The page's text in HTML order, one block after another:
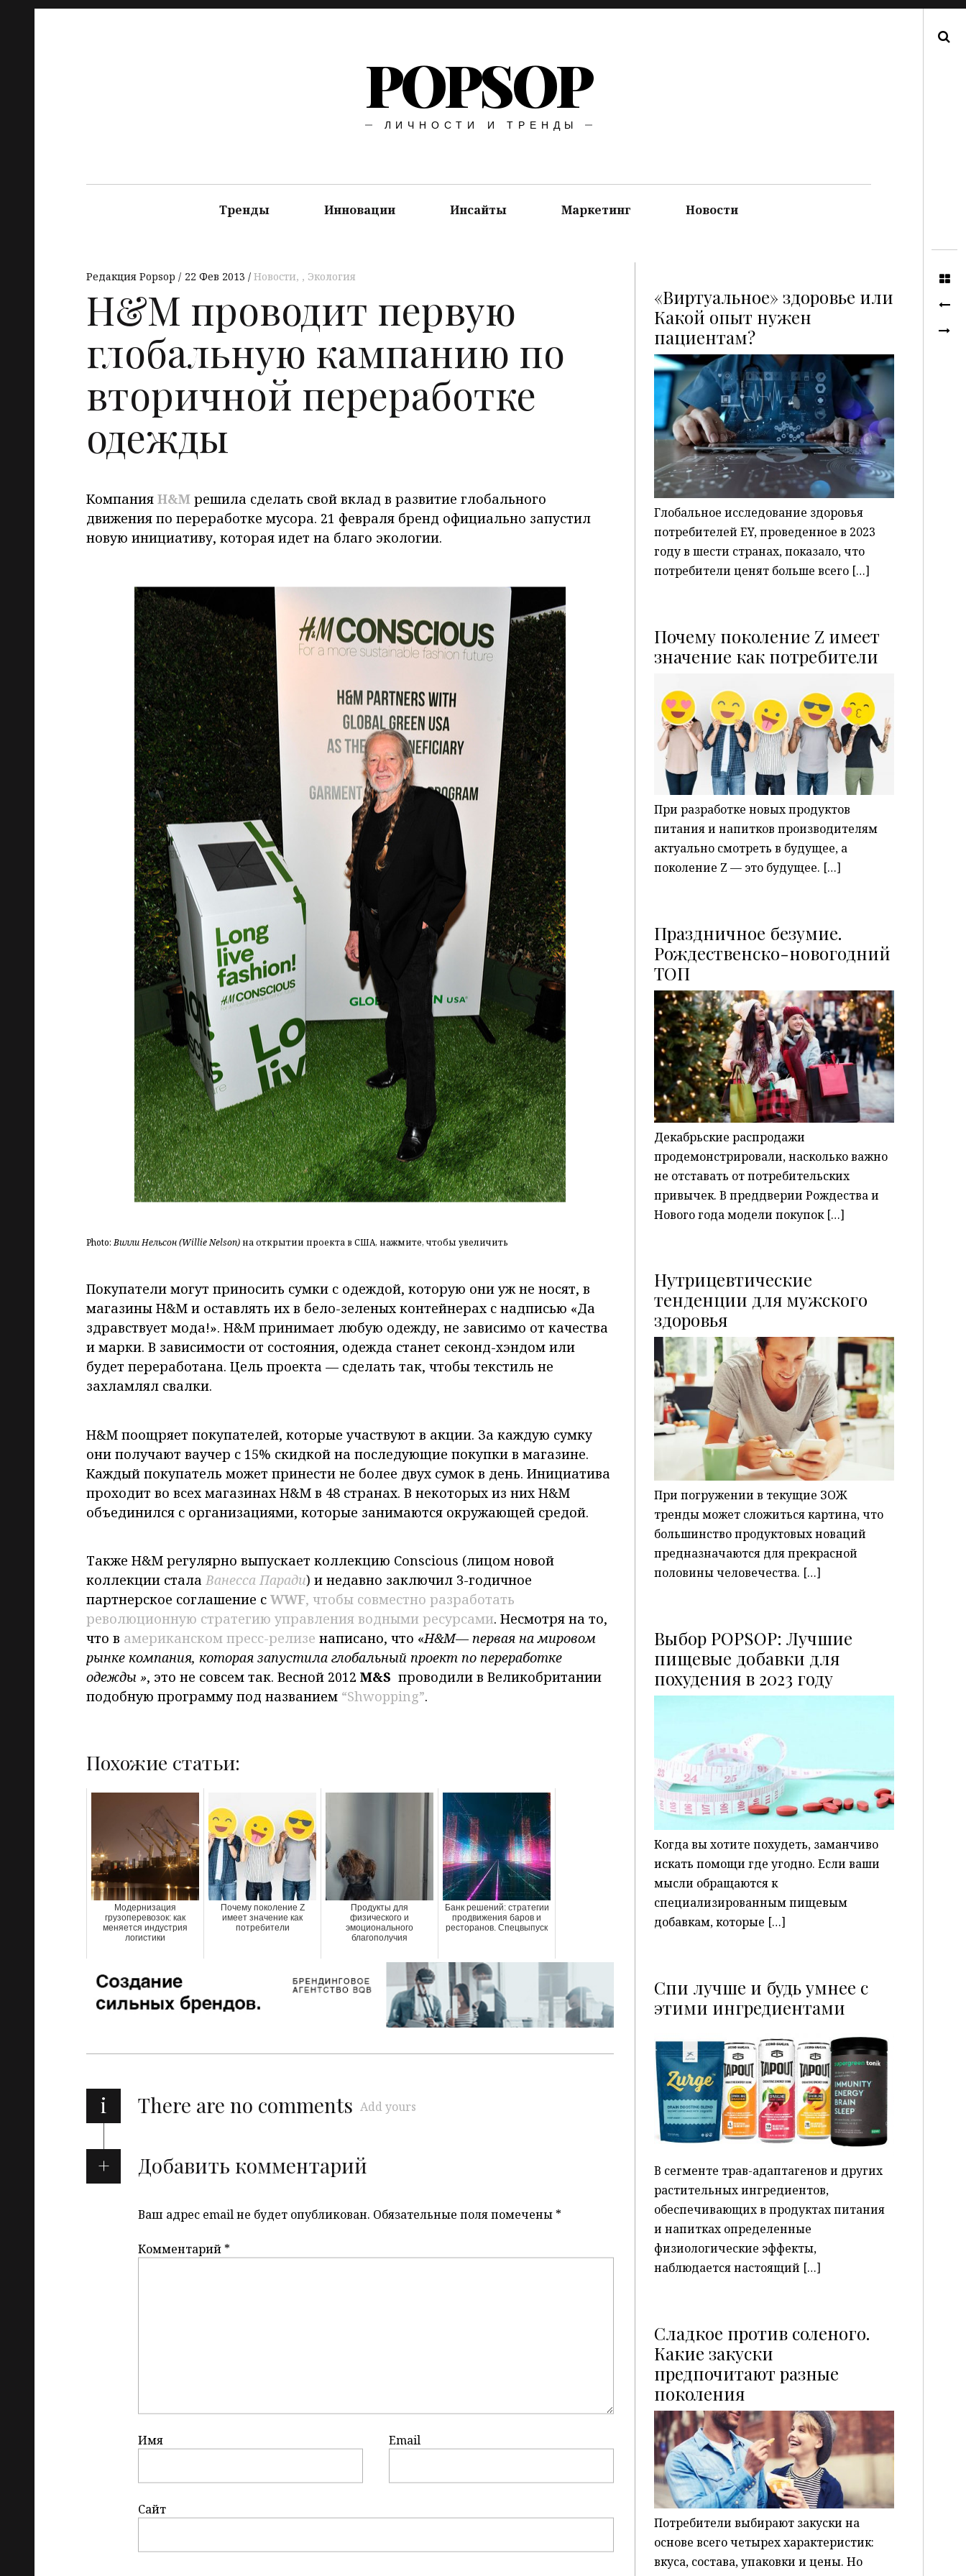
POPSOP
ЛИЧНОСТИ И ТРЕНДЫ
Тренды Инновации Инсайты Маркетинг Новости
Редакция Popsop 22 Фев 2013 Новости, Экология
H&M проводит первую
глобальную кампанию по
вторичной переработке
одежды
Компания H&M решила сделать свой вклад в развитие глобального
движения по переработке мусора. 21 февраля бренд официально запустил
новую инициативу, которая идет на благо экологии.
Photo:Вилли Нельсон (Willie Nelson)на открытии проекта в США, нажмите, чтобы увеличить
Покупатели могут приносить сумки с одеждой, которую они уж не носят, в
магазины H&M и оставлять их в бело-зеленых контейнерах с надписью «Да
здравствует мода!». H&M принимает любую одежду, не зависимо от качества
и марки. В зависимости от состояния, одежда станет секонд-хэндом или
будет переработана. Цель проекта — сделать так, чтобы текстиль не
захламлял свалки.
H&M поощряет покупателей, которые участвуют в акции. За каждую сумку
они получают ваучер с 15% скидкой на последующие покупки в магазине.
Каждый покупатель может принести не более двух сумок в день. Инициатива
проходит во всех магазинах H&M в 48 странах. В некоторых из них H&M
объединился с организациями, которые занимаются окружающей средой.
Также H&M регулярно выпускает коллекцию Conscious (лицом новой
коллекции стала Ванесса Паради) и недавно заключил 3-годичное
партнерское соглашение с WWF, чтобы совместно разработать
революционную стратегию управления водными ресурсами. Несмотря на то,
что в американском пресс-релизе написано, что «H&M— первая на мировом
рынке компания, которая запустила глобальный проект по переработке
одежды », это не совсем так. Весной 2012 M&S проводили в Великобритании
подобную программу под названием “Shwopping”.
Похожие статьи:
Модернизация
грузоперевозок: как
меняется индустрия
логистики
Почему поколение Z
имеет значение как
потребители
Продукты для
физического и
эмоционального
благополучия
Банк решений: стратегии
продвижения баров и
ресторанов. Спецвыпуск
i There are no comments Add yours
Добавить комментарий
Ваш адрес email не будет опубликован. Обязательные поля помечены *
Комментарий *
Имя Email
Сайт
«Виртуальное» здоровье или
Какой опыт нужен
пациентам?P
Глобальное исследование здоровья
потребителей EY, проведенное в 2023
году в шести странах, показало, что
потребители ценят больше всего […]
Почему поколение Z имеет
значение как потребители
P
При разработке новых продуктов
питания и напитков производителям
актуально смотреть в будущее, а
поколение Z — это будущее. […]
Праздничное безумие.
Рождественско-новогодний
ТОП
P
Декабрьские распродажи
продемонстрировали, насколько важно
не отставать от потребительских
привычек. В преддверии Рождества и
Нового года модели покупок […]
Нутрицевтические
тенденции для мужского
здоровья P
При погружении в текущие ЗОЖ
тренды может сложиться картина, что
большинство продуктовых новаций
предназначаются для прекрасной
половины человечества. […]
Выбор POPSOP: Лучшие
пищевые добавки для
похудения в 2023 году
P
Когда вы хотите похудеть, заманчиво
искать помощи где угодно. Если ваши
мысли обращаются к
специализированным пищевым
добавкам, которые […]
Спи лучше и будь умнее с
этими ингредиентами
P
В сегменте трав-адаптагенов и других
растительных ингредиентов,
обеспечивающих в продуктах питания
и напитках определенные
физиологические эффекты,
наблюдается настоящий […]
Сладкое против соленого.
Какие закуски
предпочитают разные
поколенияP
Потребители выбирают закуски на
основе всего четырех характеристик:
вкуса, состава, упаковки и цены. Но